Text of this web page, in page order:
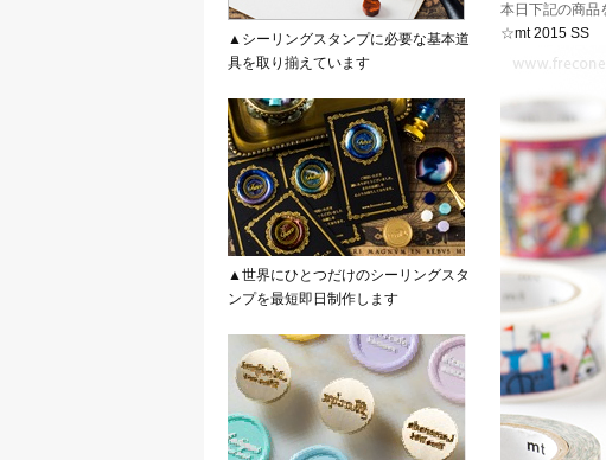
本日下記の商品
☆mt 2015 SS
▲シーリングスタンプに必要な基本道
具を取り揃えています
▲世界にひとつだけのシーリングスタ
ンプを最短即日制作します